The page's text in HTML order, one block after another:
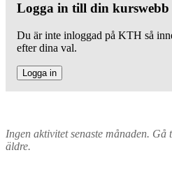
Logga in till din kurswebb
Du är inte inloggad på KTH så
efter dina val.
Logga in
Ingen aktivitet senaste månaden. Gå
äldre.